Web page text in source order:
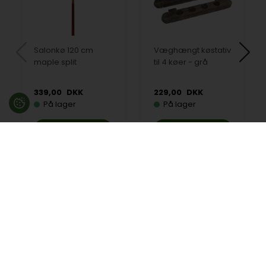
Salonkø 120 cm
maple split
339,00 DKK
På lager
Væghængt køstativ
til 4 køer - grå
229,00 DKK
På lager